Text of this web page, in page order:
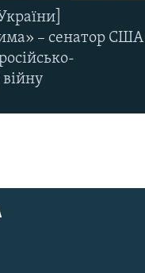
– сенатор США